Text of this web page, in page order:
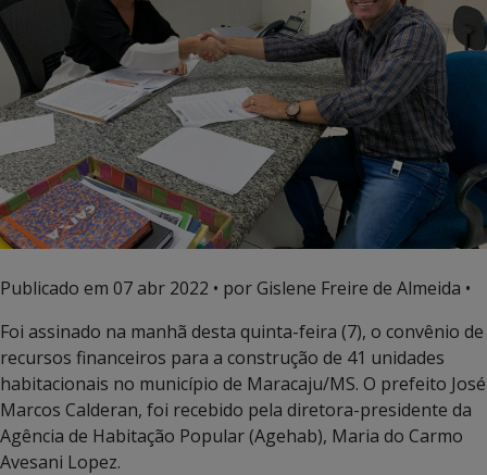
Publicado em 07 abr 2022 • por Gislene Freire de Almeida •
Foi assinado na manhã desta quinta-feira (7), o convênio de
recursos financeiros para a construção de 41 unidades
habitacionais no município de Maracaju/MS. O prefeito José
Marcos Calderan, foi recebido pela diretora-presidente da
Agência de Habitação Popular (Agehab), Maria do Carmo
Avesani Lopez.